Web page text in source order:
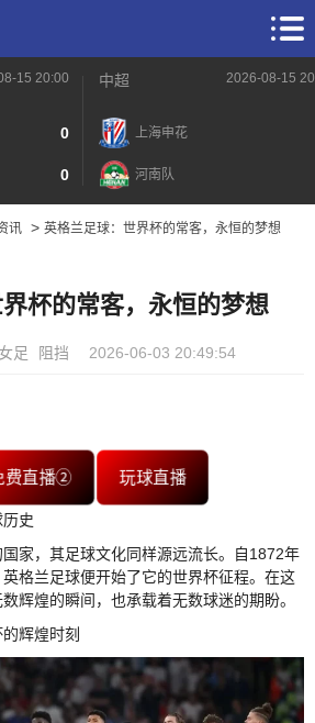
15 20:00
0
0
中超 2026-08-15
上海申花
河南队
讯> 英格兰足球：世界杯的常客，永恒的梦想
杯的常客，永恒的梦想
足 阻挡 2026-06-03 20:49:54
费直播② 玩球直播
史
家，其足球文化同样源远流长。自1872年
格兰足球便开始了它的世界杯征程。在这
辉煌的瞬间，也承载着无数球迷的期盼。
辉煌时刻